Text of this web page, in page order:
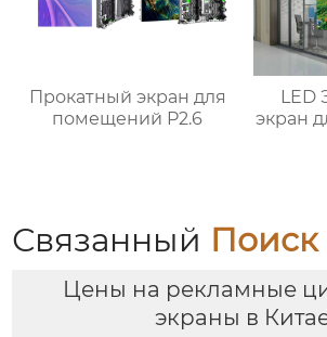
Прокатный экран для
помещений P2.6
LED
экран
Связанный Поиск
Цены на рекламные
экраны в